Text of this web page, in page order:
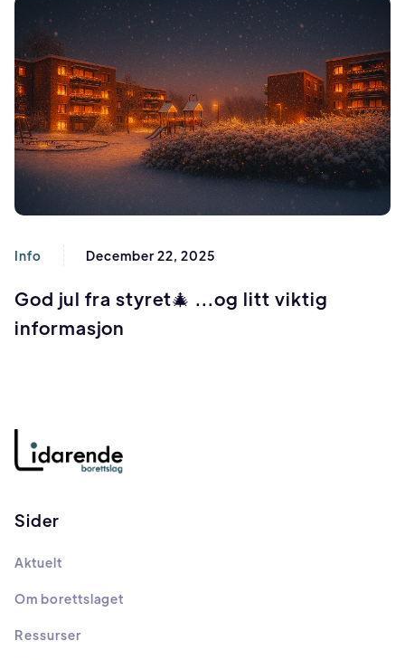
Info December 22, 2025
God jul fra styret🎄 ...og litt viktig
informasjon
Sider
Aktuelt
Om borettslaget
Ressurser